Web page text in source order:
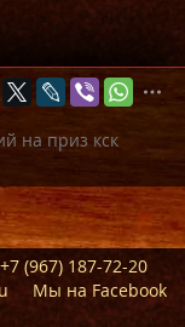
на приз кск
(967) 187-72-20
Мы на Facebook